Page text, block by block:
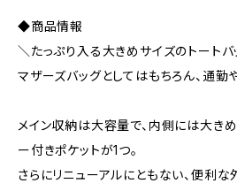
◆商品情報
＼たっぷり入る大きめサイズのトートバ
マザーズバッグとしてはもちろん、通
メイン収納は大容量で、内側には大き
ー付きポケットが1つ。
さらにリニューアルにともない、便利な